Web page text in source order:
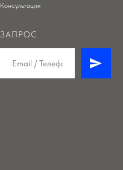
Консультация
ЗАПРОС